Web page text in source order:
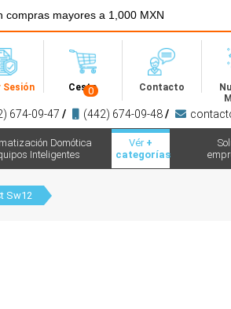
compras mayores a 1,000 MXN
Sesión Cesta
0 Contacto
674-09-47 / (442) 674-09-48/
Domótica
Inteligentes
Vér +
categorías
Sw12